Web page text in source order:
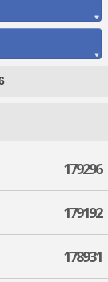
179296
179192
178931